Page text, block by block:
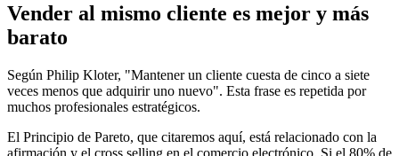
Vender al mismo cliente es mejor y más
barato
Según Philip Kloter, "Mantener un cliente cuesta de cinco a siete
veces menos que adquirir uno nuevo". Esta frase es repetida por
muchos profesionales estratégicos.
El Principio de Pareto, que citaremos aquí, está relacionado con la
afirmación y el cross selling en el comercio electrónico. Si el 80% de